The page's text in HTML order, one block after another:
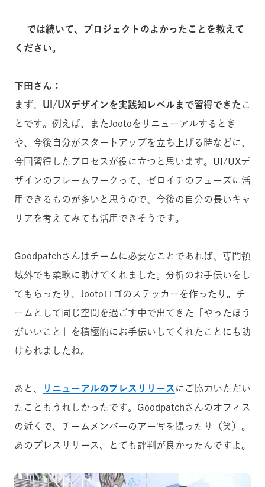
— では続いて、プロジェクトのよかったことを教えて
ください。
下田さん：
まず、 UI/UXデザインを実践知レベルまで習得できた こ
とです。例えば、またJootoをリニューアルするとき
や、今後自分がスタートアップを立ち上げる時などに、
今回習得したプロセスが役に立つと思います。UI/UXデ
ザインのフレームワークって、ゼロイチのフェーズに活
用できるものが多いと思うので、今後の自分の長いキャ
リアを考えてみても活用できそうです。
Goodpatchさんはチームに必要なことであれば、専門領
域外でも柔軟に助けてくれました。分析のお手伝いをし
てもらったり、Jootoロゴのステッカーを作ったり。チ
ームとして同じ空間を過ごす中で出てきた「やったほう
がいいこと」を積極的にお手伝いしてくれたことにも助
けられましたね。
あと、 リニューアルのプレスリリース にご協力いただい
たこともうれしかったです。Goodpatchさんのオフィス
の近くで、チームメンバーのアー写を撮ったり（笑）。
あのプレスリリース、とても評判が良かったんですよ。